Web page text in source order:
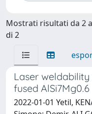
Mostrati risultati da 2
di 2
Laser
fused AlSi7Mg0.6
2022-01-01 Yetil,